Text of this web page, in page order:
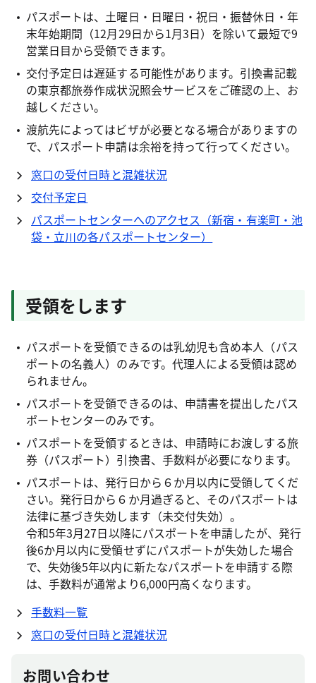
パスポートは、土曜日・日曜日・祝日・振替休日・年
末年始期間（12月29日から1月3日）を除いて最短で9
営業日目から受領できます。
交付予定日は遅延する可能性があります。引換書記載
の東京都旅券作成状況照会サービスをご確認の上、お
越しください。
渡航先によってはビザが必要となる場合がありますの
で、パスポート申請は余裕を持って行ってください。
窓口の受付日時と混雑状況
交付予定日
パスポートセンターへのアクセス（新宿・有楽町・池
袋・立川の各パスポートセンター）
受領をします
パスポートを受領できるのは乳幼児も含め本人（パス
ポートの名義人）のみです。代理人による受領は認め
られません。
パスポートを受領できるのは、申請書を提出したパス
ポートセンターのみです。
パスポートを受領するときは、申請時にお渡しする旅
券（パスポート）引換書、手数料が必要になります。
パスポートは、発行日から６か月以内に受領してくだ
さい。発行日から６か月過ぎると、そのパスポートは
法律に基づき失効します（未交付失効）。
令和5年3月27日以降にパスポートを申請したが、発行
後6か月以内に受領せずにパスポートが失効した場合
で、失効後5年以内に新たなパスポートを申請する際
は、手数料が通常より6,000円高くなります。
手数料一覧
窓口の受付日時と混雑状況
お問い合わせ